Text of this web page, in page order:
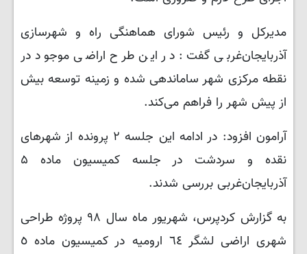
مدیرکل و رئیس شورای هماهنگی راه و شهرسازی
آذربایجان‌غربی گفت: در این طرح اراضی موجود در
نقطه مرکزی شهر ساماندهی شده و زمینه توسعه بیش
از پیش شهر را فراهم می‌کند.
آرامون افزود: در ادامه این جلسه ۲ پرونده از شهرهای
نقده و سردشت در جلسه کمیسیون ماده ۵
آذربایجان‌غربی بررسی شدند.
به گزارش کردپرس، شهریور ماه سال ٩٨ پروژه طراحی
شهری اراضی لشگر ٦٤ ارومیه در کمیسیون ماده ٥